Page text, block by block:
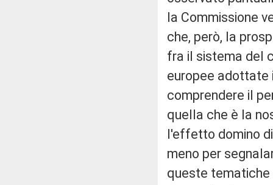
la Commissione
che, però, la
fra il sistema del
europee adottate
comprendere il
quella che è la
l'effetto domino
meno per
queste tematiche